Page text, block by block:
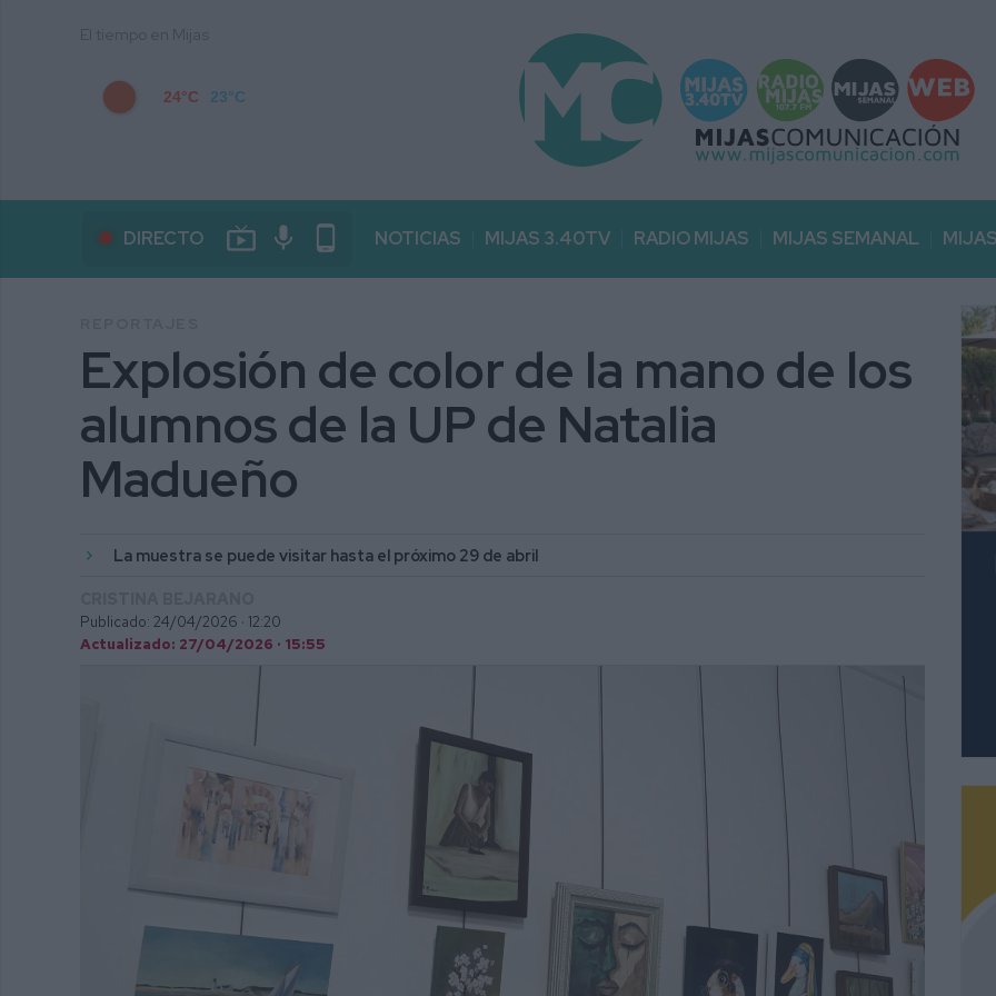
24°C 23°C
DIRECTO live_tv mic phone_android NOTICIAS MIJAS 3.40TV RADIO MIJAS MIJAS SEMANAL
Explosión de color de la mano de los
alumnos de la UP de Natalia
Madueño
La muestra se puede visitar hasta el próximo 29 de abril
Publicado: 24/04/2026 · 12:20
Actualizado: 27/04/2026 · 15:55